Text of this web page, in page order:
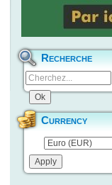
Recherche
Currency